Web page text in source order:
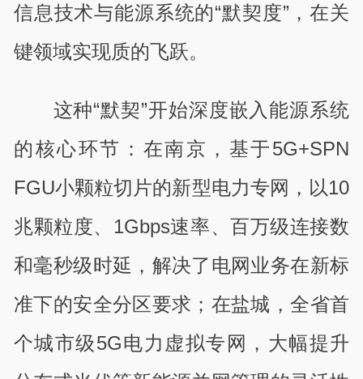
信息技术与能源系统的“默契度”，在关
键领域实现质的飞跃。
这种“默契”开始深度嵌入能源系统
的核心环节：在南京，基于5G+SPN
FGU小颗粒切片的新型电力专网，以10
兆颗粒度、1Gbps速率、百万级连接数
和毫秒级时延，解决了电网业务在新标
准下的安全分区要求；在盐城，全省首
个城市级5G电力虚拟专网，大幅提升